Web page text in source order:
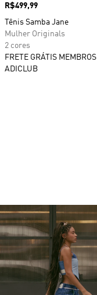
Preço
R$499,99
Tênis Samba Jane
Mulher Originals
2 cores
FRETE GRÁTIS MEMBROS
ADICLUB